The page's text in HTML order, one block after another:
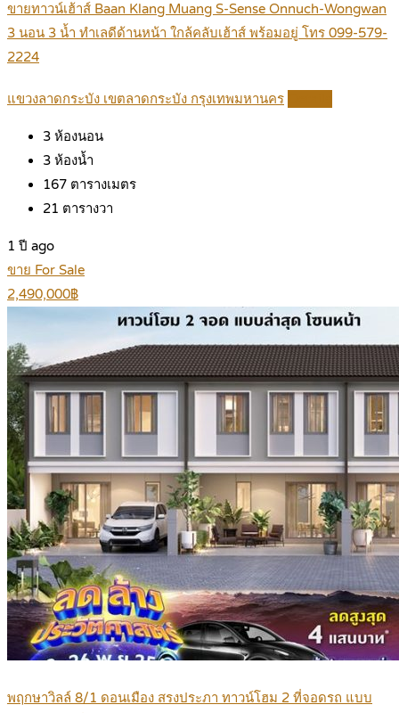
ขายทาวน์เฮ้าส์ Baan Klang Muang S-Sense Onnuch-Wongwan
3 นอน 3 น้ำ ทำเลดีด้านหน้า ใกล้คลับเฮ้าส์ พร้อมอยู่ โทร 099-579-
2224
แขวงลาดกระบัง เขตลาดกระบัง กรุงเทพมหานคร
3 ห้องนอน
3 ห้องน้ำ
167 ตารางเมตร
21 ตารางวา
1 ปี ago
ขาย For Sale
2,490,000฿
พฤกษาวิลล์ 8/1 ดอนเมือง สรงประภา ทาวน์โฮม 2 ที่จอดรถ แบบ